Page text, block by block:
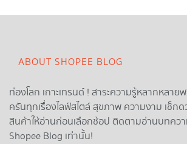
ABOUT SHOPEE BLOG
ท่องโลก เกาะเทรนด์ ! สาระความรู้หลากหลา
ครันทุกเรื่องไลฟ์สไตล์ สุขภาพ ความงาม เช็ก
สินค้าให้อ่านก่อนเลือกช้อป ติดตามอ่านบทควา
Shopee Blog เท่านั้น!